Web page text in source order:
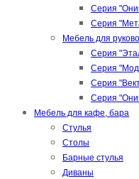
Серия
Серия
Мебель для
Серия
Серия
Серия
Серия
Мебель для кафе, бара
Стулья
Столы
Барные стулья
Диваны